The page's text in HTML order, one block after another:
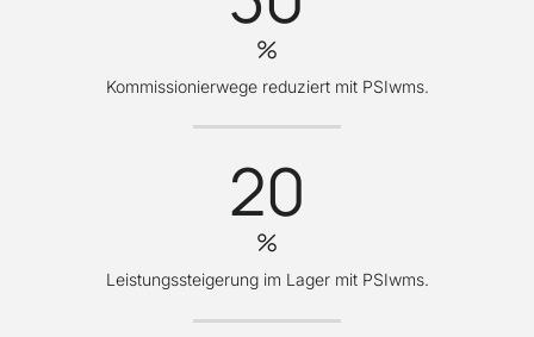
%
Kommissionierwege reduziert mit PSIwms.
20
%
Leistungssteigerung im Lager mit PSIwms.